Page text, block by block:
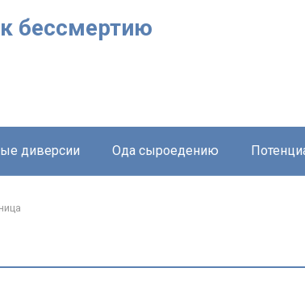
бессмертию
диверсии Ода сыроедению